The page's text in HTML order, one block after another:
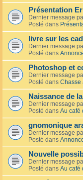
Présentation
Dernier message
Posté dans
livre sur les
Dernier message
Posté dans
Photoshop et
Dernier message
Posté dans Chasse
Naissance de
Dernier message
Posté dans Au café
gnomonique
Dernier message
Posté dans
Nouvelle
Dernier message
Posté dans Au café